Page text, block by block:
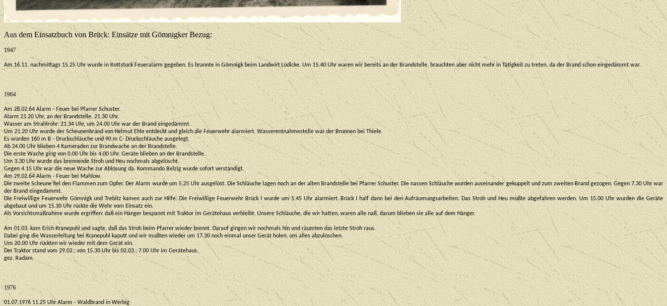
Aus dem Einsatzbuch von Brück: Einsätze mit Gömnigker Bezug:
1947
Am 16.11. nachmittags 15.25 Uhr wurde in Rottstock Feueralarm gegeben. Es brannte in Gömnigk beim Landwirt Lüdicke. Um 15.40 Uhr waren wir bereits an der Brandstelle, brauchten aber nicht mehr in Tätigkeit zu treten, da der Brand schon eingedämmt war.
1964
Am 28.02.64 Alarm - Feuer bei Pfarrer Schuster.
Alarm 21.20 Uhr, an der Brandstelle. 21.30 Uhr,
Wasser am Strahlrohr: 21.34 Uhr, um 24.00 Uhr war der Brand eingedämmt.
Um 21.20 Uhr wurde der Scheunenbrand von Helmut Ehle entdeckt und gleich die Feuerwehr alarmiert. Wasserentnahmestelle war der Brunnen bei Thiele.
Es wurden 160 m B - Druckschläuche und 90 m C- Druckschläuche ausgelegt.
Ab 24.00 Uhr blieben 4 Kameraden zur Brandwache an der Brandstelle.
Die erste Wache ging von 0.00 Uhr bis 4.00 Uhr. Geräte blieben an der Brandstelle.
Um 3.30 Uhr wurde das brennende Stroh und Heu nochmals abgelöscht.
Gegen 4.15 Uhr war die neue Wache zur Ablösung da. Kommando Belzig wurde sofort verständigt.
Am 29.02.64 Alarm - Feuer bei Mahlow.
Die zweite Scheune fiel den Flammen zum Opfer. Der Alarm wurde um 5.25 Uhr ausgelöst. Die Schläuche lagen noch an der alten Brandstelle bei Pfarrer Schuster. Die nassen Schläuche wurden auseinander gekuppelt und zum zweiten Brand gezogen. Gegen 7.30 Uhr war
der Brand eingedämmt.
Die Freiwillige Feuerwehr Gömnigk und Trebitz kamen auch zur Hilfe. Die Freiwillige Feuerwehr Brück I wurde um 5.45 Uhr alarmiert. Brück I half dann bei den Aufräumungsarbeiten. Das Stroh und Heu mußte abgefahren werden. Um 15.00 Uhr wurden die Geräte
abgebaut und um 15.30 Uhr rückte die Wehr vom Einsatz ein.
Als Vorsichtsmaßnahme wurde ergriffen: daß ein Hänger bespannt mit Traktor im Gerätehaus verbleibt. Unsere Schläuche, die wir hatten, waren alle naß, darum blieben sie alle auf dem Hänger.
Am 01.03. kam Erich Kranepuhl und sagte, daß das Stroh beim Pfarrer wieder brennt. Darauf gingen wir nochmals hin und räumten das letzte Stroh raus.
Dabei ging die Wasserleitung bei Kranepuhl kaputt und wir mußten wieder um 17.30 noch einmal unser Gerät holen, um alles abzulöschen.
Um 20.00 Uhr rückten wir wieder mit dem Gerät ein.
Der Traktor stand vom 29.02.; von 15.30 Uhr bis 02.03.; 7.00 Uhr im Gerätehaus.
gez. Radam
1976
01.07.1976 11.25 Uhr Alarm - Waldbrand in Werbig